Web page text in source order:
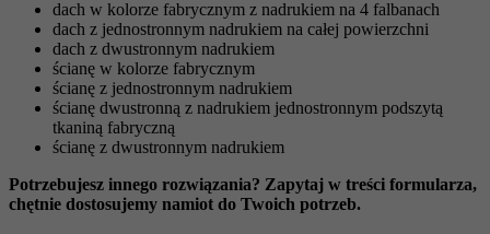
dach w kolorze fabrycznym z nadrukiem na 4 falbanach
dach z jednostronnym nadrukiem na całej powierzchni
dach z dwustronnym nadrukiem
ścianę w kolorze fabrycznym
ścianę z jednostronnym nadrukiem
ścianę dwustronną z nadrukiem jednostronnym podszytą
tkaniną fabryczną
ścianę z dwustronnym nadrukiem
Potrzebujesz innego rozwiązania? Zapytaj w treści formularza,
chętnie dostosujemy namiot do Twoich potrzeb.